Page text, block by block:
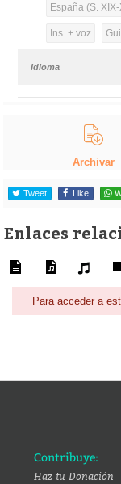
España (S. XIX-
Ins. + voz
Idioma
Archivar
Tweet Like
Enlaces
Para acceder a
Contribuye:
Haz tu Donación